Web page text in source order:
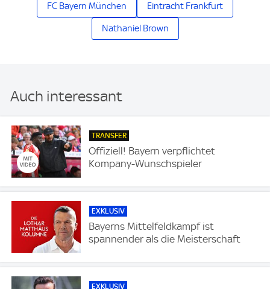
FC Bayern München Eintracht Frankfurt
Nathaniel Brown
Auch interessant
TRANSFER
Offiziell! Bayern verpflichtet
Kompany-Wunschspieler
EXKLUSIV
Bayerns Mittelfeldkampf ist
spannender als die Meisterschaft
EXKLUSIV